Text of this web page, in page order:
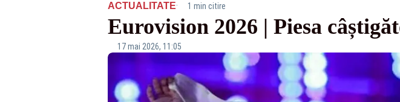
ACTUALITATE· 1 min citire
Eurovision 2026 | Piesa
17 mai 2026, 11:05